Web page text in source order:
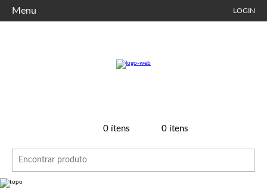
Menu LOGIN
0ítens 0ítens